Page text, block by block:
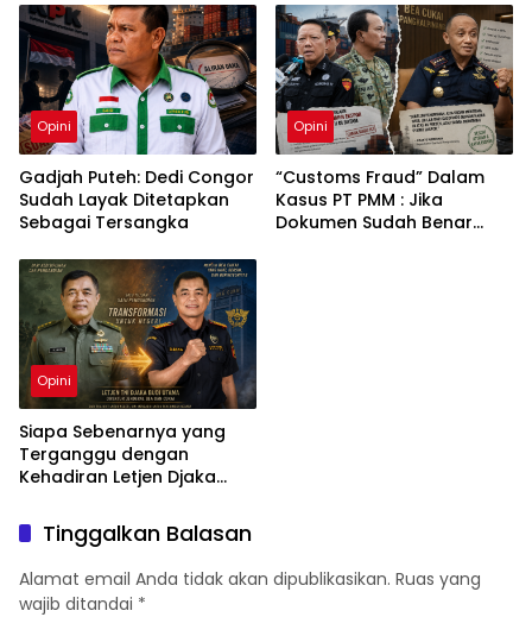
Langsa
Opini
Gadjah Puteh: Dedi Congor
Sudah Layak Ditetapkan
Sebagai Tersangka
Opini
“Customs Fraud” Dalam
Kasus PT PMM : Jika
Dokumen Sudah Benar
Opini
Siapa Sebenarnya yang
Terganggu dengan
Kehadiran Letjen Djaka
sebagai Dirjen Bea Cukai?
Tinggalkan Balasan
Alamat email Anda tidak akan dipublikasikan. Ruas yang
wajib ditandai *